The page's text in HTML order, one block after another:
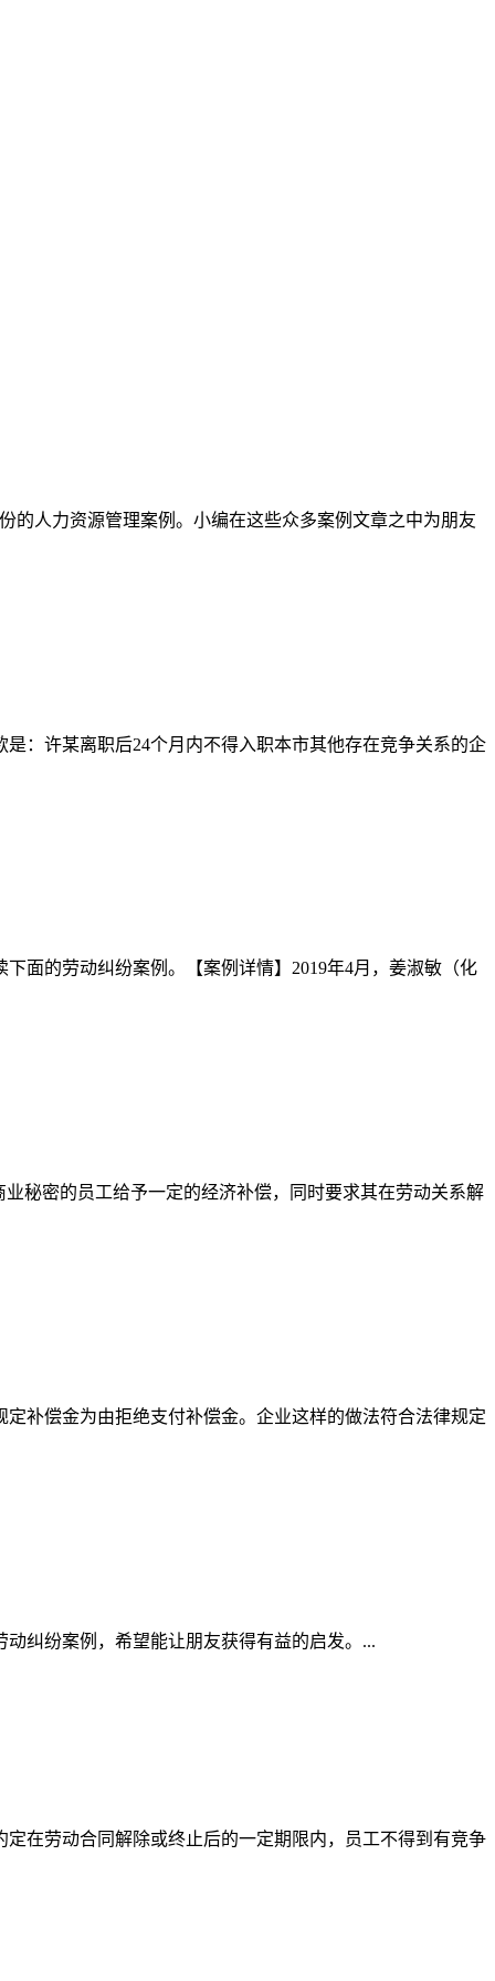
的人力资源管理案例。小编在这些众多案例文章之中为朋友
：许某离职后24个月内不得入职本市其他存在竞争关系的企
面的劳动纠纷案例。【案例详情】2019年4月，姜淑敏（化
秘密的员工给予一定的经济补偿，同时要求其在劳动关系解
补偿金为由拒绝支付补偿金。企业这样的做法符合法律规定
纠纷案例，希望能让朋友获得有益的启发。...
在劳动合同解除或终止后的一定期限内，员工不得到有竞争